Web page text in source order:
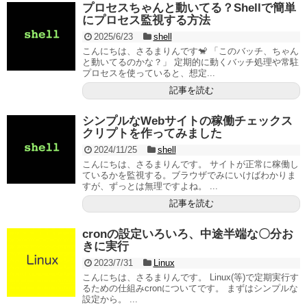
プロセスちゃんと動いてる？Shellで簡単
にプロセス監視する方法
2025/6/23
shell
こんにちは、さるまりんです🐒 「このバッチ、ちゃん
と動いてるのかな？」 定期的に動くバッチ処理や常駐
プロセスを使っていると、想定...
記事を読む
シンプルなWebサイトの稼働チェックス
クリプトを作ってみました
2024/11/25
shell
こんにちは、さるまりんです。 サイトが正常に稼働し
ているかを監視する。ブラウザでみにいけばわかりま
すが、ずっとは無理ですよね。 ...
記事を読む
cronの設定いろいろ、中途半端な〇分お
きに実行
2023/7/31
Linux
こんにちは、さるまりんです。 Linux(等)で定期実行す
るための仕組みcronについてです。 まずはシンプルな
設定から。 ...